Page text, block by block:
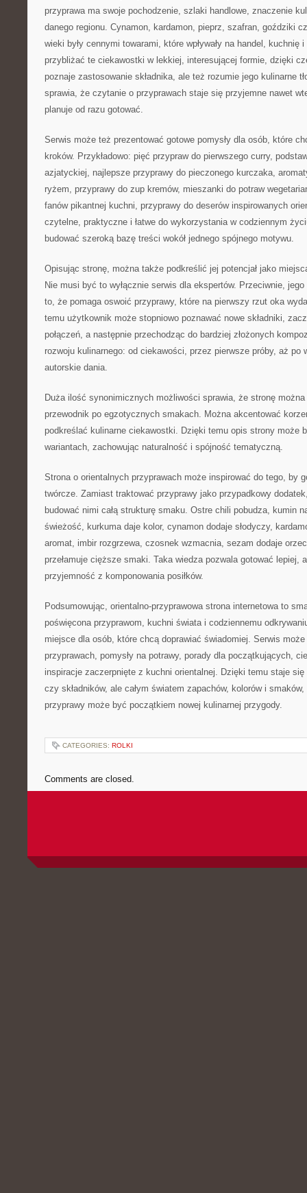
przyprawa ma swoje pochodzenie, szlaki handlowe, znaczenie
danego regionu. Cynamon, kardamon, pieprz, szafran, goździki
wieki były cennymi towarami, które wpływały na handel, kuchnię
przybliżać te ciekawostki w lekkiej, interesującej formie, dzięki
poznaje zastosowanie składnika, ale też rozumie jego kulinarne
sprawia, że czytanie o przyprawach staje się przyjemne nawet
planuje od razu gotować.
Serwis może też prezentować gotowe pomysły dla osób, które
kroków. Przykładowo: pięć przypraw do pierwszego curry,
azjatyckiej, najlepsze przyprawy do pieczonego kurczaka,
ryżem, przyprawy do zup kremów, mieszanki do potraw
fanów pikantnej kuchni, przyprawy do deserów inspirowanych
czytelne, praktyczne i łatwe do wykorzystania w codziennym
budować szeroką bazę treści wokół jednego spójnego motywu.
Opisując stronę, można także podkreślić jej potencjał jako
Nie musi być to wyłącznie serwis dla ekspertów. Przeciwnie,
to, że pomaga oswoić przyprawy, które na pierwszy rzut oka
temu użytkownik może stopniowo poznawać nowe składniki,
połączeń, a następnie przechodząc do bardziej złożonych
rozwoju kulinarnego: od ciekawości, przez pierwsze próby, aż po
autorskie dania.
Duża ilość synonimicznych możliwości sprawia, że stronę
przewodnik po egzotycznych smakach. Można akcentować
podkreślać kulinarne ciekawostki. Dzięki temu opis strony może
wariantach, zachowując naturalność i spójność tematyczną.
Strona o orientalnych przyprawach może inspirować do tego, by
twórcze. Zamiast traktować przyprawy jako przypadkowy
budować nimi całą strukturę smaku. Ostre chili pobudza, kumin
świeżość, kurkuma daje kolor, cynamon dodaje słodyczy,
aromat, imbir rozgrzewa, czosnek wzmacnia, sezam dodaje
przełamuje cięższe smaki. Taka wiedza pozwala gotować lepiej,
przyjemność z komponowania posiłków.
Podsumowując, orientalno-przyprawowa strona internetowa to
poświęcona przyprawom, kuchni świata i codziennemu
miejsce dla osób, które chcą doprawiać świadomiej. Serwis może
przyprawach, pomysły na potrawy, porady dla początkujących,
inspiracje zaczerpnięte z kuchni orientalnej. Dzięki temu staje
czy składników, ale całym światem zapachów, kolorów i
przyprawy może być początkiem nowej kulinarnej przygody.
CATEGORIES: ROLKI
Comments are closed.